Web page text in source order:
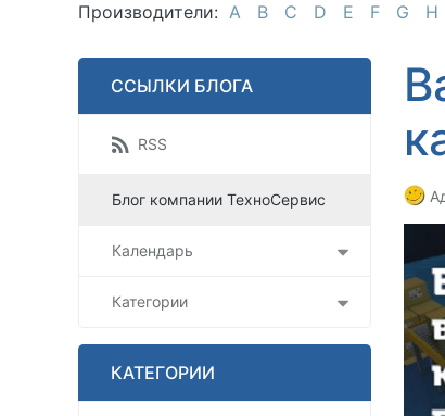
A B C D E F G H
ССЫЛКИ БЛОГА
RSS
Блог компании ТехноСервис
Календарь
Категории
КАТЕГОРИИ